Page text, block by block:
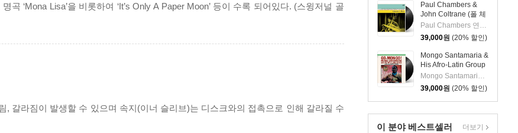
Paul Chambers &
John Coltrane (폴 체
임버스 & 존 콜트레
인) - A Jazz
Delegation From the
East: Chamber's
Music [LP]
Paul Chambers 연주 외 1명
39,000원 (20% 할인)
Mongo Santamaria &
His Afro-Latin Group
(몽고 산타마리아 &
히스 아프로 라틴 그
룹) - Go Mongo!
(Feat. Chick Corea)
[LP]
Mongo Santamaria 연주
39,000원 (20% 할인)
이 분야 베스트셀러 더보기
곡 ‘Mona Lisa’을 비롯하여 ‘It’s Only A Paper Moon’ 등이 수록 되어있다. (스윙저널 골
, 갈라짐이 발생할 수 있으며 속지(이너 슬리브)는 디스크와의 접촉으로 인해 갈라질 수